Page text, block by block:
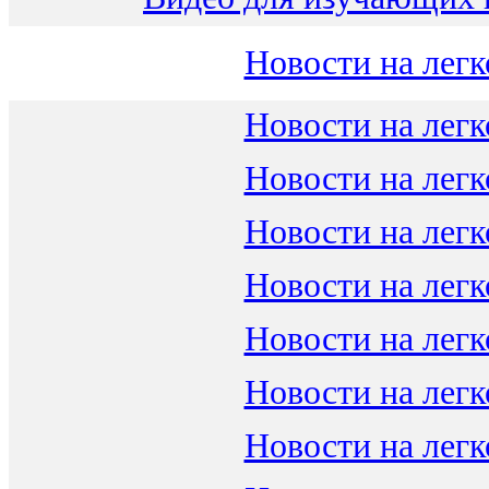
Новости на
Новости на
Новости на
Новости на
Новости на
Новости на
Новости на
Новости на